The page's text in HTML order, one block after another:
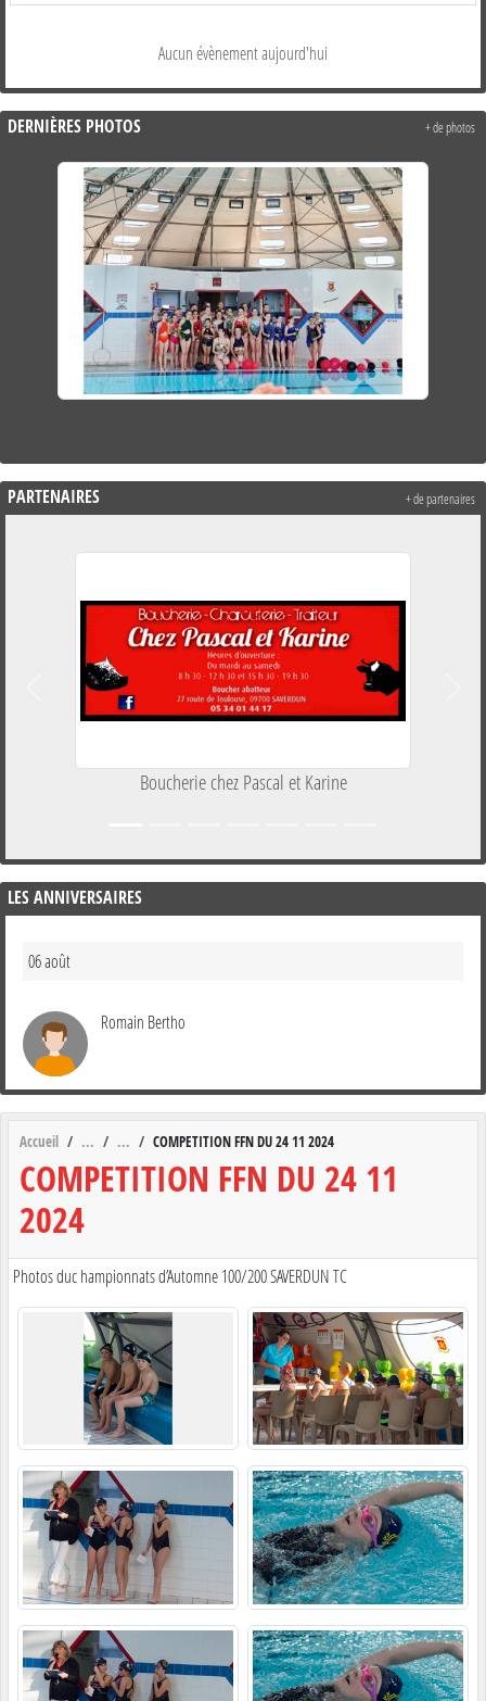
Accueil COMPETITION FFN DU 24 11 2024
COMPETITION FFN DU 24 11
2024
Photos duc hampionnats d’Automne 100/200 SAVERDUN TC
Aucun évènement aujourd'hui
DERNIÈRES PHOTOS + de photos
PARTENAIRES
L'Atelier Botanic
Précedent
+ de partenaires
LES ANNIVERSAIRES
06 août
Romain Bertho